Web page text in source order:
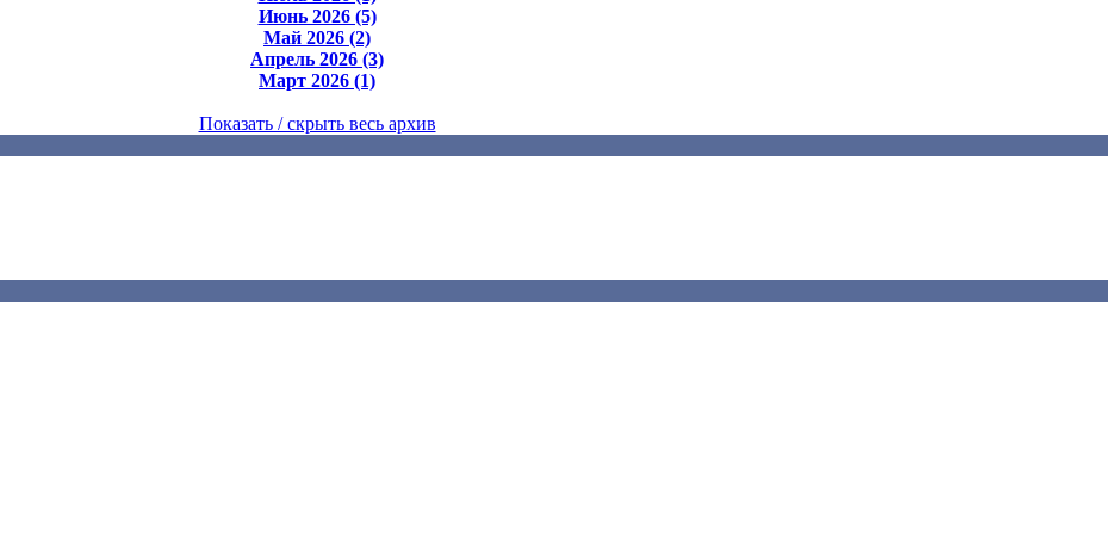
Июнь 2026 (5)
Май 2026 (2)
Апрель 2026 (3)
Март 2026 (1)
Показать / скрыть весь архив